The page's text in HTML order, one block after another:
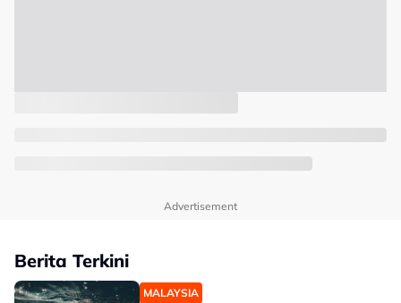
Advertisement
Berita Terkini
MALAYSIA